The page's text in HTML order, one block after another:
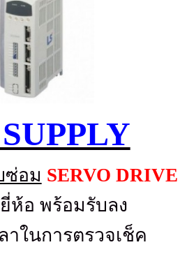
ซ่อม SERVO DRIVE
ห้อ พร้อมรับลง
าในการตรวจเช็ค